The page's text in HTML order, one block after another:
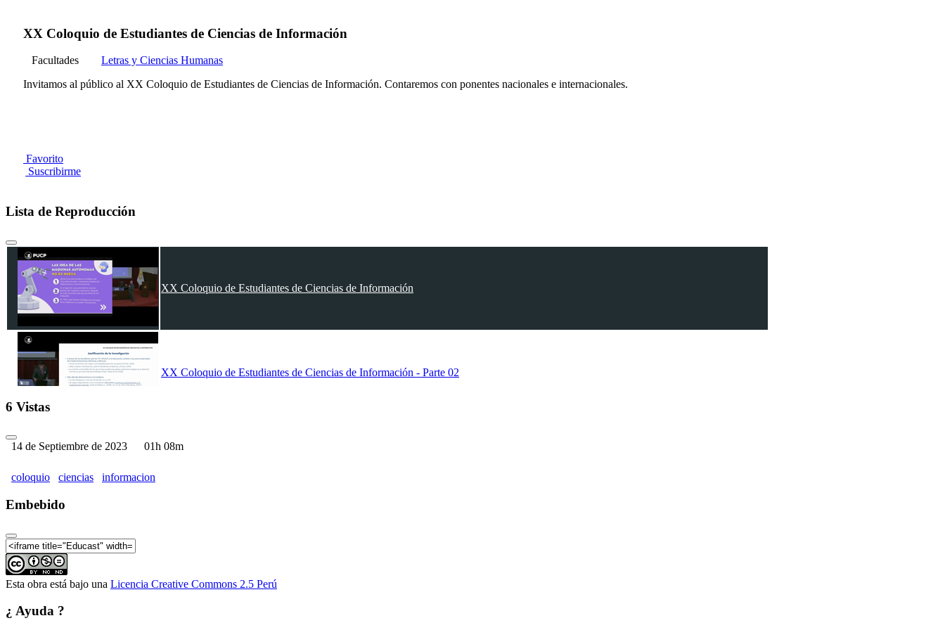
XX Coloquio de Estudiantes de Ciencias de Información
Facultades
Letras y Ciencias Humanas
Invitamos al público al XX Coloquio de Estudiantes de Ciencias de Información. Contaremos con ponentes nacionales e internacionales.
Favorito
Suscribirme
Lista de Reproducción
XX Coloquio de Estudiantes de Ciencias de Información
XX Coloquio de Estudiantes de Ciencias de Información - Parte 02
6 Vistas
14 de Septiembre de 2023 01h 08m
coloquio ciencias informacion
Embebido
Esta obra está bajo una Licencia Creative Commons 2.5 Perú
¿ Ayuda ?